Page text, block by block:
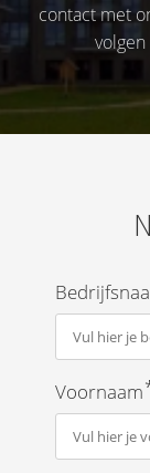
contact met
Voornaam